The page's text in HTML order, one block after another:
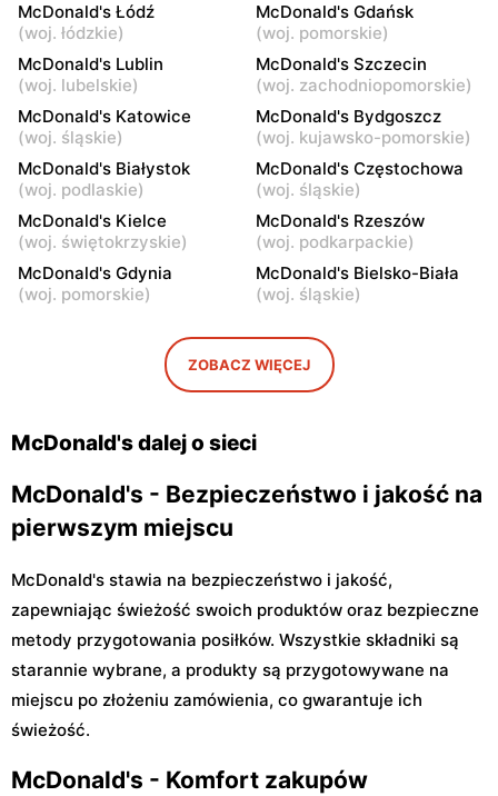
McDonald's
Warszawa, ul. Wrocławska
23 B
McDonald's
Warszawa, ul. Wincentego
Rzymowskiego 18
McDonald's
Warszawa, ul. Żwirki i
Wigury 1
McDonald's
Warszawa, ul.
Ostrobramska 75C
McDonald's
Warszawa, ul.
Ostrobramska 71
McDonald's
Warszawa, ul. Górczewska
249
McDonald's McDonald's
249
Conrada 29 B
McDonald's
McDonald's Łódź
(woj. łódzkie)
McDonald's Gdańsk
(woj. pomorskie)
McDonald's Lublin
(woj. lubelskie)
McDonald's Szczecin
(woj. zachodniopomorskie)
McDonald's Katowice
(woj. śląskie)
McDonald's Bydgoszcz
(woj. kujawsko-pomorskie)
McDonald's Białystok
(woj. podlaskie)
McDonald's Częstochowa
(woj. śląskie)
McDonald's Kielce
(woj. świętokrzyskie)
McDonald's Rzeszów
(woj. podkarpackie)
McDonald's Gdynia
(woj. pomorskie)
McDonald's Bielsko-Biała
(woj. śląskie)
ZOBACZ WIĘCEJ
McDonald's dalej o sieci
McDonald's - Bezpieczeństwo i jakość na
pierwszym miejscu
McDonald's stawia na bezpieczeństwo i jakość,
zapewniając świeżość swoich produktów oraz bezpieczne
metody przygotowania posiłków. Wszystkie składniki są
starannie wybrane, a produkty są przygotowywane na
miejscu po złożeniu zamówienia, co gwarantuje ich
świeżość.
McDonald's - Komfort zakupów